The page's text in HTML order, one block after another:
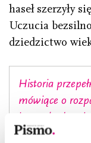
haseł szerzyły
Uczucia
dziedzictwo
Historia
mówiące o
i porażkach
niezbywalną